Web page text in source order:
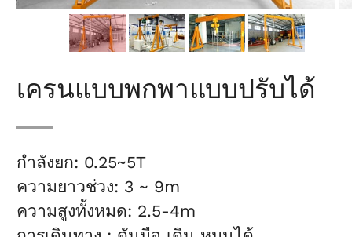
เครนแบบพกพาแบบปรับได้
กำลังยก: 0.25~5T
ความยาวช่วง: 3 ~ 9m
ความสูงทั้งหมด: 2.5-4m